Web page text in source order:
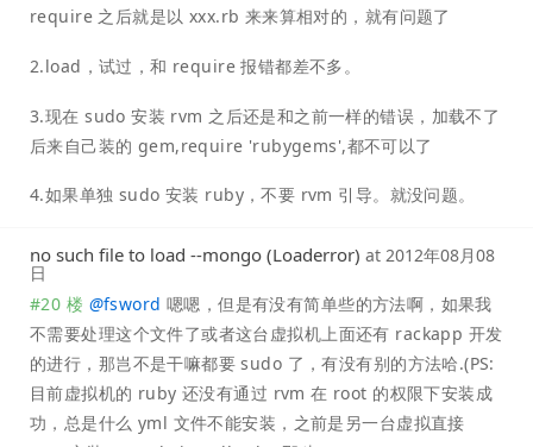
require 之后就是以 xxx.rb 来来算相对的，就有问题了
2.load，试过，和 require 报错都差不多。
3.现在 sudo 安装 rvm 之后还是和之前一样的错误，加载不了
后来自己装的 gem,require 'rubygems',都不可以了
4.如果单独 sudo 安装 ruby，不要 rvm 引导。就没问题。
no such file to load --mongo (Loaderror) at 2012年08月08
日
#20 楼 @fsword 嗯嗯，但是有没有简单些的方法啊，如果我
不需要处理这个文件了或者这台虚拟机上面还有 rackapp 开发
的进行，那岂不是干嘛都要 sudo 了，有没有别的方法哈.(PS:
目前虚拟机的 ruby 还没有通过 rvm 在 root 的权限下安装成
功，总是什么 yml 文件不能安装，之前是另一台虚拟直接